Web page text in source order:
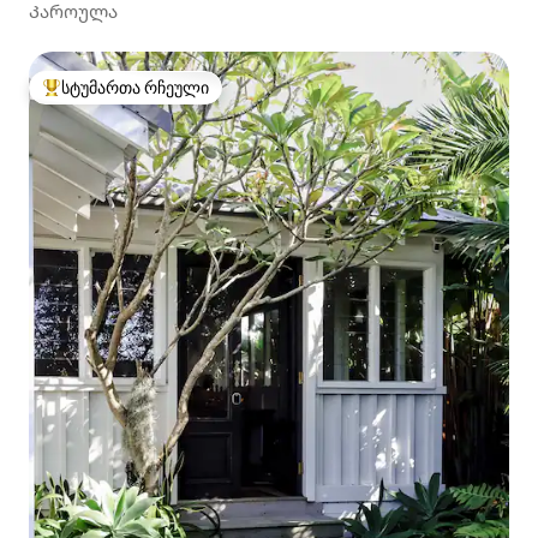
Კაროულა
სტუმართა რჩეული მოწინავე ვარიანტი
სტუმართა რჩეული